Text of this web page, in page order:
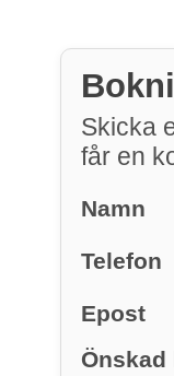
Skicka
får en
Namn
Telefon
Epost